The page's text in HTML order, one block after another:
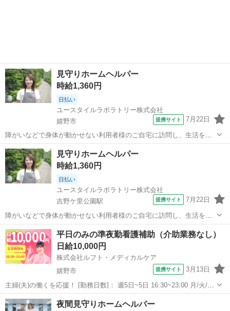
見守りホームヘルパー
時給1,360円
日払い
ユースタイルラボラトリー株式会社
嬉野市
提携サイト 7月22日
障がいなどで身体が動かせない利用者様のご自宅に訪問し、生活を支
える重度訪問介護のお仕事です。 ※1対1で誠実に向き合える方を募集
【仕事内容】 見守りや日常生活のお手伝いが中心ですが、利用者様の
生活を支える大切なポジション...
佐賀 嬉野市 介護
見守りホームヘルパー
時給1,360円
日払い
ユースタイルラボラトリー株式会社
吉野ケ里公園駅
提携サイト 7月22日
障がいなどで身体が動かせない利用者様のご自宅に訪問し、生活を支
える重度訪問介護のお仕事です。 ※1対1で誠実に向き合える方を募集
【仕事内容】 見守りや日常生活のお手伝いが中心ですが、利用者様の
生活を支える大切なポジション...
佐賀 神埼市 吉野ケ里公園駅 介護
平日のみの準夜勤看護補助（介助業務なし）
日給10,000円
株式会社ルフト・メディカルケア
嬉野市
提携サイト 3月13日
主婦(夫)の働くを応援！ [勤務日数]： 週5日~5日 16:30~23:00 月/火/水/
木/金 [勤務地・最寄駅]： 佐賀県嬉野市嬉野町 株式会社ルフト・メデ
ィカルケア 福岡支店（嬉野市嬉野町の病院） 嬉野温泉駅徒歩...
佐賀 嬉野市 その他
夜間見守りホームヘルパー